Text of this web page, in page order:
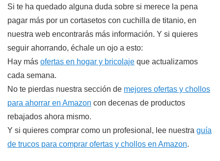
Si te ha quedado alguna duda sobre si merece la pena
pagar más por un cortasetos con cuchilla de titanio, en
nuestra web encontrarás más información. Y si quieres
seguir ahorrando, échale un ojo a esto:
Hay más ofertas en hogar y bricolaje que actualizamos
cada semana.
No te pierdas nuestra sección de mejores ofertas y chollos
para ahorrar en Amazon con decenas de productos
rebajados ahora mismo.
Y si quieres comprar como un profesional, lee nuestra guía
de trucos para comprar ofertas y chollos en Amazon.